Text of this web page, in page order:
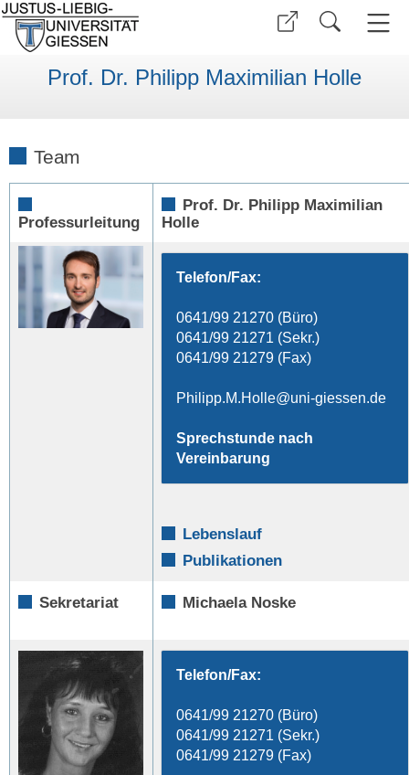
Prof. Dr. Philipp Maximilian Holle
Team
Professurleitung
Prof. Dr. Philipp Maximilian
Holle
Telefon/Fax:
0641/99 21270 (Büro)
0641/99 21271 (Sekr.)
0641/99 21279 (Fax)
Philipp.M.Holle
Sprechstunde nach
Vereinbarung
Lebenslauf
Publikationen
Sekretariat Michaela Noske
Telefon/Fax:
0641/99 21270 (Büro)
0641/99 21271 (Sekr.)
0641/99 21279 (Fax)